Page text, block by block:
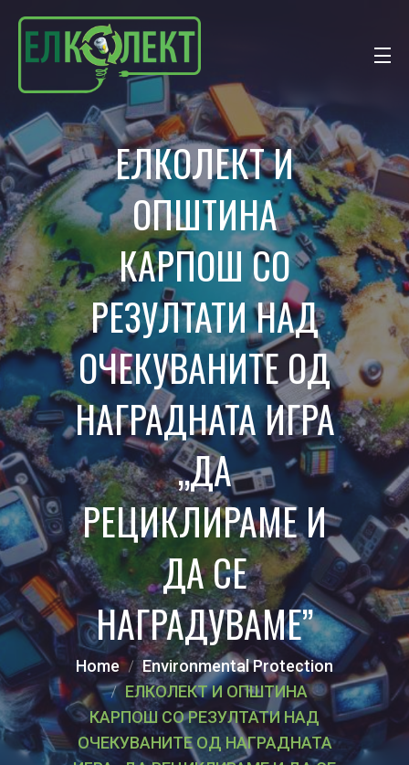
ЕЛКОЛЕКТ И
ОПШТИНА
КАРПОШ СО
РЕЗУЛТАТИ НАД
ОЧЕКУВАНИТЕ ОД
НАГРАДНАТА ИГРА
„ДА
РЕЦИКЛИРАМЕ И
ДА СЕ
НАГРАДУВАМЕ”
Home
Environmental Protection
ЕЛКОЛЕКТ И ОПШТИНА
КАРПОШ СО РЕЗУЛТАТИ НАД
ОЧЕКУВАНИТЕ ОД НАГРАДНАТА